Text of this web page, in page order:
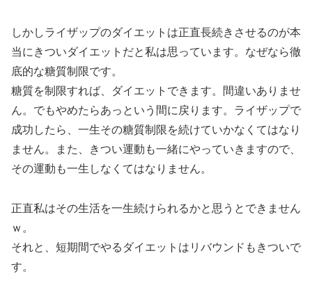
しかしライザップのダイエットは正直長続きさせるのが本
当にきついダイエットだと私は思っています。なぜなら徹
底的な糖質制限です。
糖質を制限すれば、ダイエットできます。間違いありませ
ん。でもやめたらあっという間に戻ります。ライザップで
成功したら、一生その糖質制限を続けていかなくてはなり
ません。また、きつい運動も一緒にやっていきますので、
その運動も一生しなくてはなりません。
正直私はその生活を一生続けられるかと思うとできません
ｗ。
それと、短期間でやるダイエットはリバウンドもきついで
す。